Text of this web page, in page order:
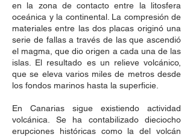
en la zona de contacto entre la litosfera
oceánica y la continental. La compresión de
materiales entre las dos placas originó una
serie de fallas a través de las que ascendió
el magma, que dio origen a cada una de las
islas. El resultado es un relieve volcánico,
que se eleva varios miles de metros desde
los fondos marinos hasta la superficie.
En Canarias sigue existiendo actividad
volcánica. Se ha contabilizado dieciocho
erupciones históricas como la del volcán